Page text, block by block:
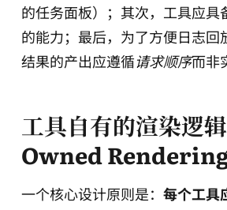
的任务面板）；其次，工具应具
的能力；最后，为了方便日志回
结果的产出应遵循请求顺序而非
工具自有的渲染逻
Owned
一个核心设计原则是： 每个工具